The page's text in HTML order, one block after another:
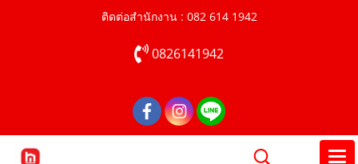
ติดต่อสำนักงาน : 082 614 1942
0826141942